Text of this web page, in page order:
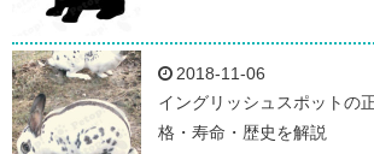
2018-11-06
イングリッシュスポットの
格・寿命・歴史を解説